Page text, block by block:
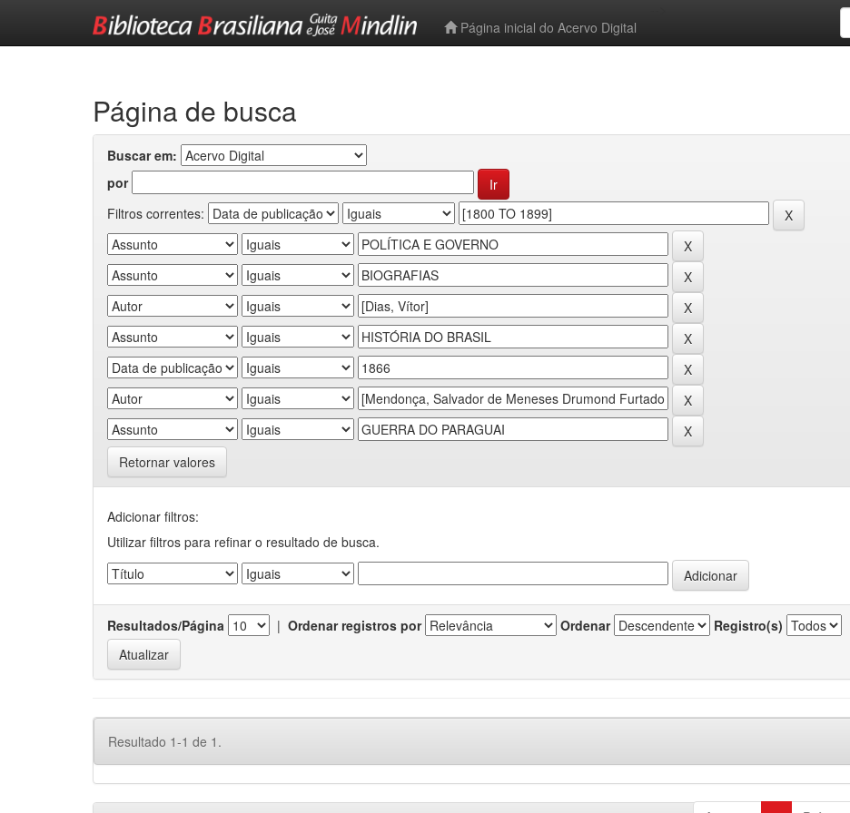
Página inicial do Acervo Digital
Página de busca
Buscar em:
por
Filtros correntes:
Retornar valores
Adicionar filtros:
Utilizar filtros para refinar o resultado de busca.
Resultados/Página | Ordenar registros por Ordenar Registro(s)
Resultado 1-1 de 1.